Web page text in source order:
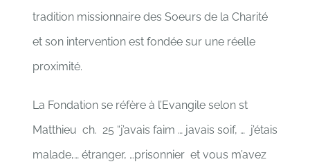
tradition missionnaire des Soeurs de la Charité
et son intervention est fondée sur une réelle
proximité.
La Fondation se réfère à l’Evangile selon st
Matthieu ch. 25 “j’avais faim … javais soif, … j’étais
malade,… étranger, …prisonnier et vous m’avez